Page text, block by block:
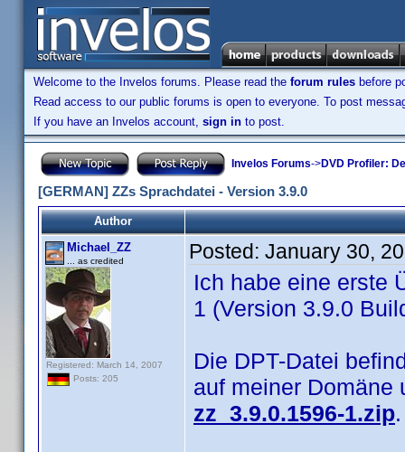
Welcome to the Invelos forums. Please read the forum rules before
Read access to our public forums is open to everyone. To post
If you have an Invelos account, sign in to post.
Invelos Forums->DVD Profiler:
[GERMAN] ZZs Sprachdatei - Version 3.9.0
Author
Michael_ZZ
... as credited
Registered: March 14, 2007
Posts: 205
Posted: January 30,
Ich habe eine erste
1 (Version 3.9.0
Die DPT-Datei
auf meiner Domäne
zz_3.9.0.1596-1.zip.